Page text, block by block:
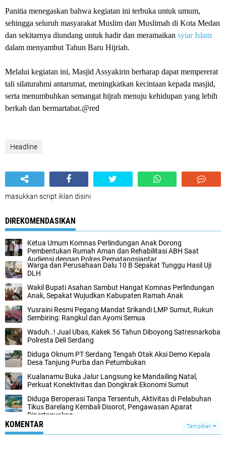
Panitia menegaskan bahwa kegiatan ini terbuka untuk umum,
sehingga seluruh masyarakat Muslim dan Muslimah di Kota Medan
dan sekitarnya diundang untuk hadir dan meramaikan syiar Islam
dalam menyambut Tahun Baru Hijriah.
Melalui kegiatan ini, Masjid Assyakirin berharap dapat mempererat
tali silaturahmi antarumat, meningkatkan kecintaan kepada masjid,
serta menumbuhkan semangat hijrah menuju kehidupan yang lebih
berkah dan bermartabat.@red
Headline
masukkan script iklan disini
DIREKOMENDASIKAN
Ketua Umum Komnas Perlindungan Anak Dorong
Pembentukan Rumah Aman dan Rehabilitasi ABH Saat
Audiensi dengan Polres Pematangsiantar
Warga dan Perusahaan Dalu 10 B Sepakat Tunggu Hasil Uji
DLH
Wakil Bupati Asahan Sambut Hangat Komnas Perlindungan
Anak, Sepakat Wujudkan Kabupaten Ramah Anak
Yusraini Resmi Pegang Mandat Srikandi LMP Sumut, Rukun
Sembiring: Rangkul dan Ayomi Semua
Waduh..! Jual Ubas, Kakek 56 Tahun Diboyong Satresnarkoba
Polresta Deli Serdang
Diduga Oknum PT Serdang Tengah Otak Aksi Demo Kepala
Desa Tanjung Purba dan Petumbukan
Kualanamu Buka Jalur Langsung ke Mandailing Natal,
Perkuat Konektivitas dan Dongkrak Ekonomi Sumut
Diduga Beroperasi Tanpa Tersentuh, Aktivitas di Pelabuhan
Tikus Barelang Kembali Disorot, Pengawasan Aparat
Dipertanyakan
KOMENTAR Tampilkan